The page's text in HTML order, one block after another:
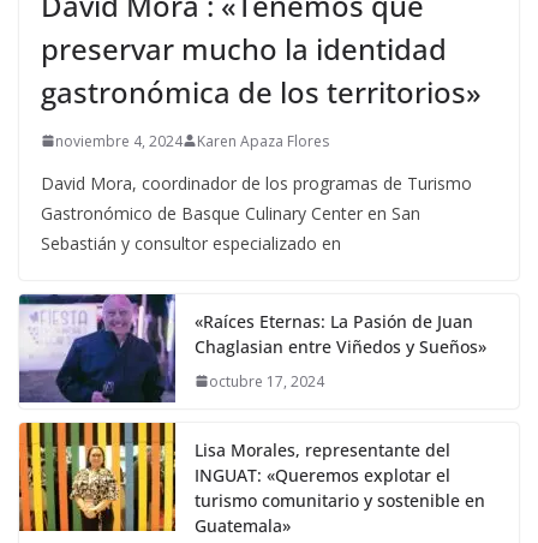
preservar mucho la identidad
gastronómica de los territorios»
noviembre 4, 2024 Karen Apaza Flores
David Mora, coordinador de los programas de Turismo
Gastronómico de Basque Culinary Center en San
Sebastián y consultor especializado en
«Raíces Eternas: La Pasión de Juan
Chaglasian entre Viñedos y Sueños»
octubre 17, 2024
Lisa Morales, representante del
INGUAT: «Queremos explotar el
turismo comunitario y sostenible en
Guatemala»